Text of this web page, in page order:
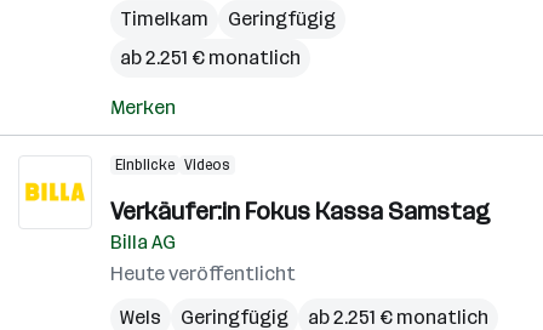
Timelkam
Geringfügig
ab 2.251 € monatlich
Merken
Einblicke Videos
Verkäufer:in Fokus Kassa Samstag
Billa AG
Heute veröffentlicht
Wels
Geringfügig ab 2.251 € monatlich